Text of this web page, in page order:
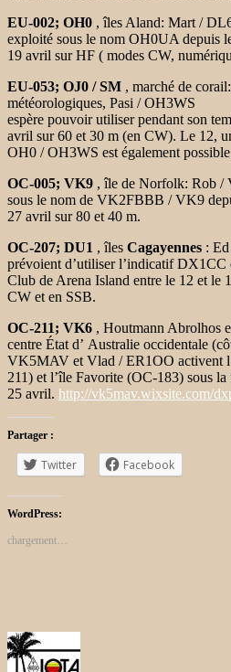
EU-002; OH0 , îles Aland: Mart /
exploité sous le nom OH0UA depuis
19 avril sur HF ( modes CW,
EU-053; OJ0 / SM , marché de
météorologiques, Pasi / OH3WS
espère pouvoir utiliser pendant son
avril sur 60 et 30 m (en CW). Le 12,
OH0 / OH3WS est également
OC-005; VK9 , île de Norfolk: Rob /
sous le nom de VK2FBBB / VK9
27 avril sur 80 et 40 m.
OC-207; DU1 , îles Cagayennes :
prévoient d’utiliserl’indicatif DX1CC
Club de Arena Island entre le 12 et le
CW et en SSB.
OC-211; VK6 , Houtmann Abrolhos
centre État d’ Australie occidentale
VK5MAV et Vlad / ER1OO activent
211) et l’île Favorite (OC-183) sous
25 avril. http://vk5mav.wixsite.com/
Partager :
Twitter Facebook
WordPress:
chargement…